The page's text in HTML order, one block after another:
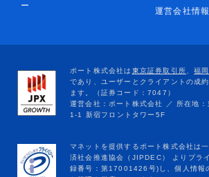
ー
運営会社情報